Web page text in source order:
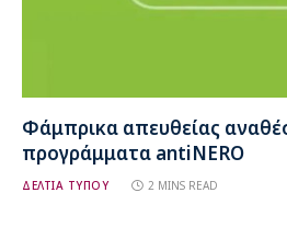
Φάμπρικα απευθείας
προγράμματα antiNERO
ΔΕΛΤΙΑ ΤΥΠΟΥ 2 MINS READ